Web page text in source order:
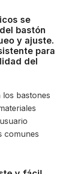
se
bastón
y ajuste.
para
del
bastones
comunes